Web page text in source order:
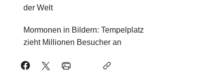
der Welt
Mormonen in Bildern: Tempelplatz
zieht Millionen Besucher an